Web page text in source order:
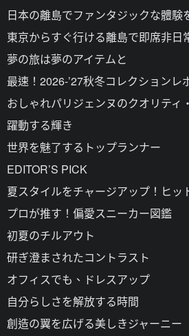
日本の離島でファンタジックな體験
東京からすぐ行ける離島で即席非日
夢の旅は夢のアイテムと
最速！2026-’27秋冬コレクションレ
おしゃれパリジェンヌのクオリティ
躍動する輝き
世界を魅了するトップランナー
EDITOR’S PICK
夏スタイルをチャージアップ！ヒッ
プロが推す！偏愛スニーカー図鑑
初夏のチルアウト
研ぎ澄まされたコントラスト
オフィスでも、ドレスアップ
自分らしさを解放する時間
創造の翼を広げる美しきジャーニー